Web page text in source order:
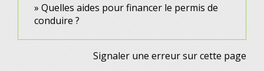
Quelles aides pour financer le permis de
conduire ?
Signaler une erreur sur cette page